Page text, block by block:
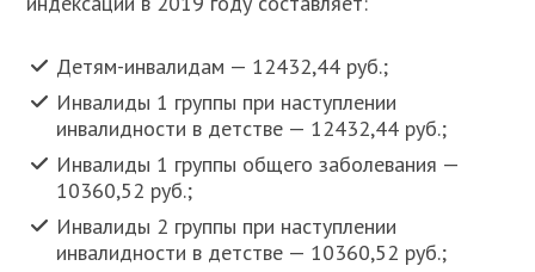
Детям-инвалидам — 12432,44 руб.;
Инвалиды 1 группы при наступлении
инвалидности в детстве — 12432,44 руб.;
Инвалиды 1 группы общего заболевания —
10360,52 руб.;
Инвалиды 2 группы при наступлении
инвалидности в детстве — 10360,52 руб.;